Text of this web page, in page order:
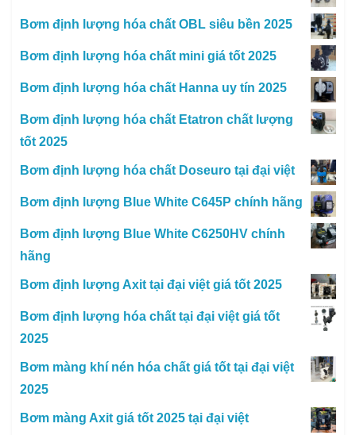
Bơm định lượng hóa chất OBL siêu bền 2025
Bơm định lượng hóa chất mini giá tốt 2025
Bơm định lượng hóa chất Hanna uy tín 2025
Bơm định lượng hóa chất Etatron chất lượng
tốt 2025
Bơm định lượng hóa chất Doseuro tại đại việt
Bơm định lượng Blue White C645P chính hãng
Bơm định lượng Blue White C6250HV chính
hãng
Bơm định lượng Axit tại đại việt giá tốt 2025
Bơm định lượng hóa chất tại đại việt giá tốt
2025
Bơm màng khí nén hóa chất giá tốt tại đại việt
2025
Bơm màng Axit giá tốt 2025 tại đại việt